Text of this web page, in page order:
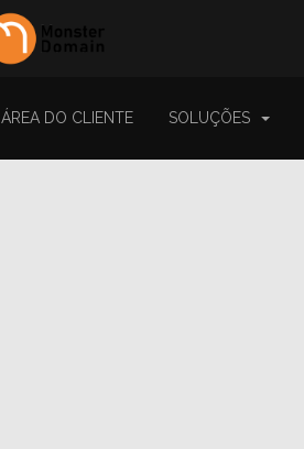
ÁREA DO CLIENTE SOLUÇÕES